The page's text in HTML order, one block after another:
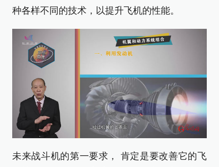
种各样不同的技术，以提升飞机的性能。
未来战斗机的第一要求， 肯定是要改善它的飞